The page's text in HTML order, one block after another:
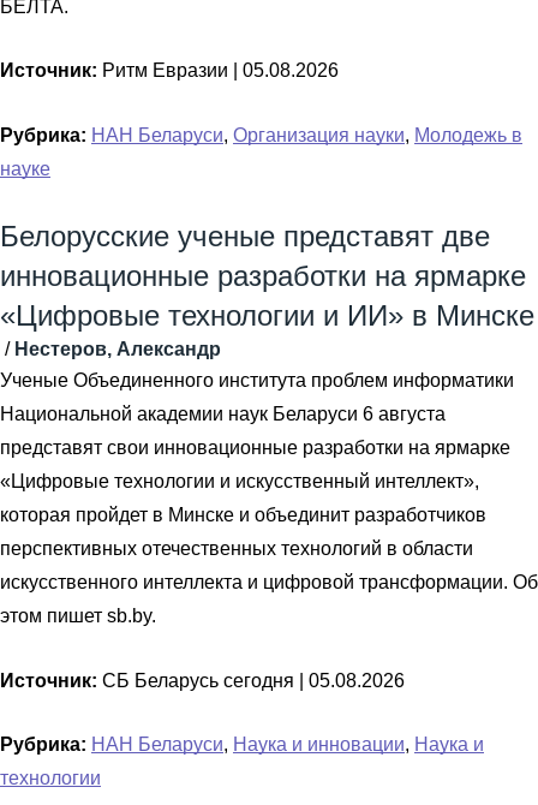
БЕЛТА.
Источник: Ритм Евразии | 05.08.2026
Рубрика: НАН Беларуси, Организация науки, Молодежь в
науке
Белорусские ученые представят две
инновационные разработки на ярмарке
«Цифровые технологии и ИИ» в Минске
/ Нестеров, Александр
Ученые Объединенного института проблем информатики
Национальной академии наук Беларуси 6 августа
представят свои инновационные разработки на ярмарке
«Цифровые технологии и искусственный интеллект»,
которая пройдет в Минске и объединит разработчиков
перспективных отечественных технологий в области
искусственного интеллекта и цифровой трансформации. Об
этом пишет sb.by.
Источник: СБ Беларусь сегодня | 05.08.2026
Рубрика: НАН Беларуси, Наука и инновации, Наука и
технологии